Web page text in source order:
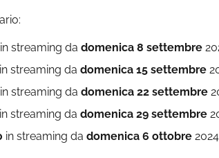
in streaming da domenica 8 settembre
in streaming da domenica 15 settembre
in streaming da domenica 22 settembre
in streaming da domenica 29 settembre
in streaming da domenica 6 ottobre